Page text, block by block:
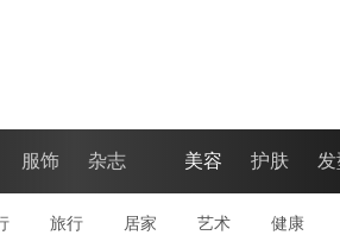
服饰 杂志 美容 护肤
旅行 居家 艺术 健康